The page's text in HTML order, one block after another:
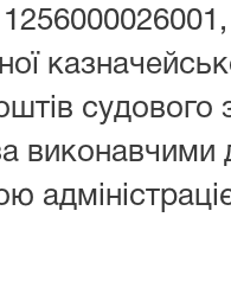
судового
виконавчими